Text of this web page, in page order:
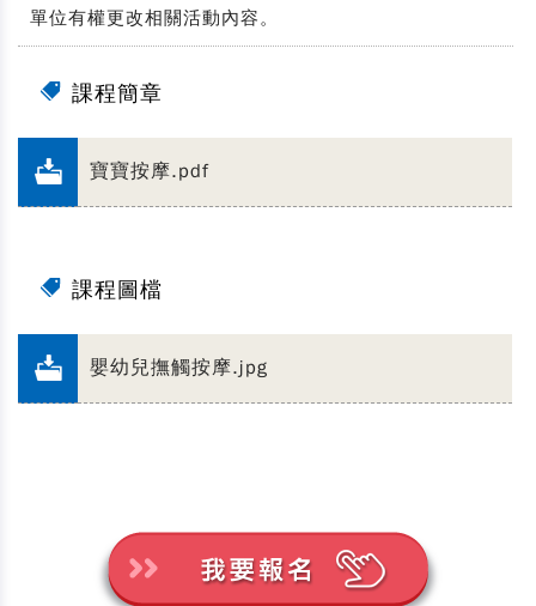
單位有權更改相關活動內容。
課程簡章
寶寶按摩.pdf
課程圖檔
嬰幼兒撫觸按摩.jpg